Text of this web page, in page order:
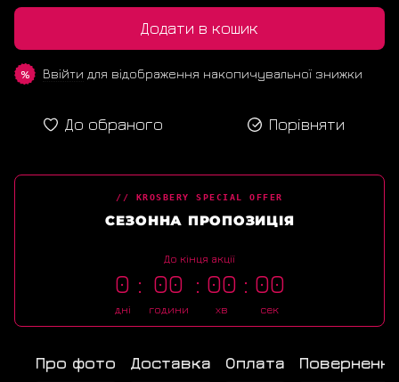
Додати в кошик
% Ввійти для відображення накопичувальної знижки
До обраного Порівняти
// KROSBERY SPECIAL OFFER
СЕЗОННА ПРОПОЗИЦІЯ
До кінця акції
0
дні
00
години
00
хв
00
сек
Про фото Доставка Оплата Повернення